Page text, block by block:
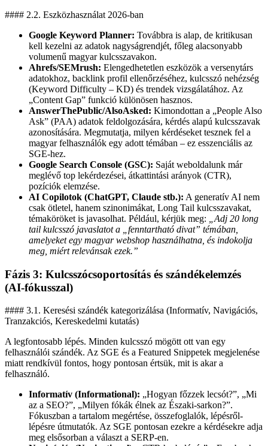
#### 2.2. Eszközhasználat 2026-ban
Google Keyword Planner: Továbbra is alap, de kritikusan
kell kezelni az adatok nagyságrendjét, főleg alacsonyabb
volumenű magyar kulcsszavakon.
Ahrefs/SEMrush: Elengedhetetlen eszközök a versenytárs
adatokhoz, backlink profil ellenőrzéséhez, kulcsszó nehézség
(Keyword Difficulty – KD) és trendek vizsgálatához. Az
„Content Gap” funkció különösen hasznos.
AnswerThePublic/AlsoAsked: Kimondottan a „People Also
Ask” (PAA) adatok feldolgozására, kérdés alapú kulcsszavak
azonosítására. Megmutatja, milyen kérdéseket tesznek fel a
magyar felhasználók egy adott témában – ez esszenciális az
SGE-hez.
Google Search Console (GSC): Saját weboldalunk már
meglévő top lekérdezései, átkattintási arányok (CTR),
pozíciók elemzése.
AI Copilotok (ChatGPT, Claude stb.): A generatív AI nem
csak ötletel, hanem szinonimákat, Long Tail kulcsszavakat,
témaköröket is javasolhat. Például, kérjük meg:
„Adj 20 long
tail kulcsszó javaslatot a „fenntartható divat” témában,
amelyeket egy magyar webshop használhatna, és indokolja
meg, miért relevánsak ezek.”
Fázis 3: Kulcsszócsoportosítás és szándékelemzés
(AI-fókusszal)
#### 3.1. Keresési szándék kategorizálása (Informatív, Navigációs,
Tranzakciós, Kereskedelmi kutatás)
A legfontosabb lépés. Minden kulcsszó mögött ott van egy
felhasználói szándék. Az SGE és a Featured Snippetek megjelenése
miatt rendkívül fontos, hogy pontosan értsük, mit is akar a
felhasználó.
Informatív (Informational): „Hogyan főzzek lecsót?”, „Mi
az a SEO?”, „Milyen fókák élnek az Északi-sarkon?”.
Fókuszban a tartalom megértése, összefoglalók, lépésről-
lépésre útmutatók. Az SGE pontosan ezekre a kérdésekre adja
meg elsősorban a választ a SERP-en.